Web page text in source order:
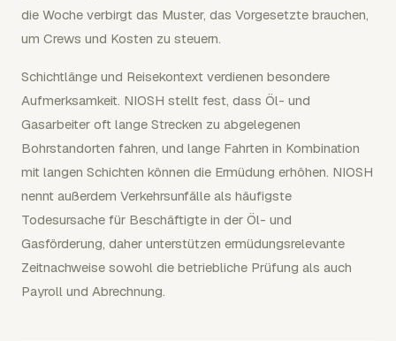
die Woche verbirgt das Muster, das Vorgesetzte brauchen,
um Crews und Kosten zu steuern.
Schichtlänge und Reisekontext verdienen besondere
Aufmerksamkeit. NIOSH stellt fest, dass Öl- und
Gasarbeiter oft lange Strecken zu abgelegenen
Bohrstandorten fahren, und lange Fahrten in Kombination
mit langen Schichten können die Ermüdung erhöhen. NIOSH
nennt außerdem Verkehrsunfälle als häufigste
Todesursache für Beschäftigte in der Öl- und
Gasförderung, daher unterstützen ermüdungsrelevante
Zeitnachweise sowohl die betriebliche Prüfung als auch
Payroll und Abrechnung.